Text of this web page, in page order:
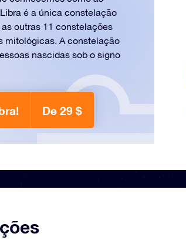
é a única constelação
outras 11 constelações
mitológicas. A constelação
nascidas sob o signo
De 29 $